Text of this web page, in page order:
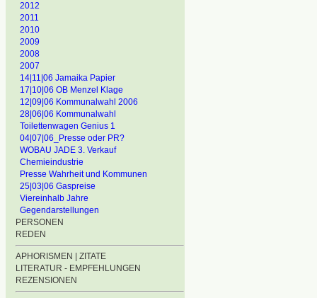
2012
2011
2010
2009
2008
2007
14|11|06 Jamaika Papier
17|10|06 OB Menzel Klage
12|09|06 Kommunalwahl 2006
28|06|06 Kommunalwahl
Toilettenwagen Genius 1
04|07|06_Presse oder PR?
WOBAU JADE 3. Verkauf
Chemieindustrie
Presse Wahrheit und Kommunen
25|03|06 Gaspreise
Viereinhalb Jahre
Gegendarstellungen
PERSONEN
REDEN
APHORISMEN | ZITATE
LITERATUR - EMPFEHLUNGEN
REZENSIONEN